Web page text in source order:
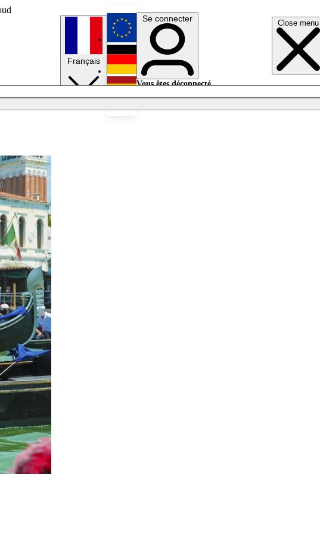
Close menu
Français
English
Deutsch
Se connecter
Vous êtes déconnecté.